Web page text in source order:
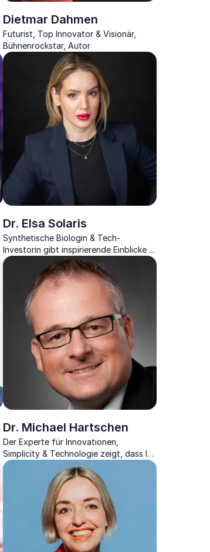
Dietmar Dahmen
Futurist, Top Innovator & Visionär,
Bühnenrockstar, Autor
Dr. Elsa Solaris
Synthetische Biologin & Tech-
Investorin gibt inspirierende Einblicke in
die Biotechnologie der Zukunft
Dr. Michael Hartschen
Der Experte für Innovationen,
Simplicity & Technologie zeigt, dass Ihr
Unternehmen von dem Konzept der
Einfachheit profitiert